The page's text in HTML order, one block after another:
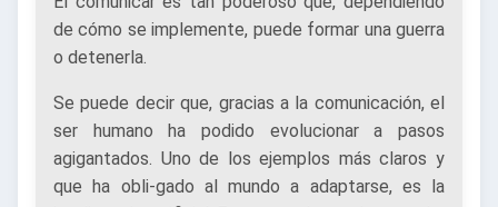
de cómo se implemente, puede formar una guerra
o detenerla.
Se puede decir que, gracias a la comunicación, el
ser humano ha podido evolucionar a pasos
agigantados. Uno de los ejemplos más claros y
que ha obli-gado al mundo a adaptarse, es la